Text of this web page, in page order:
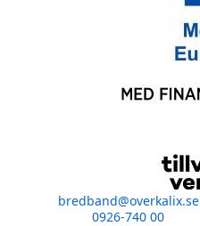
bredband@overkalix.se
0926-740 00